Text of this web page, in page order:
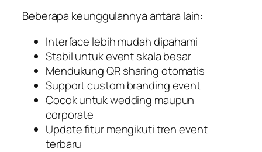
Beberapa keunggulannya antara lain:
Interface lebih mudah dipahami
Stabil untuk event skala besar
Mendukung QR sharing otomatis
Support custom branding event
Cocok untuk wedding maupun
corporate
Update fitur mengikuti tren event
terbaru